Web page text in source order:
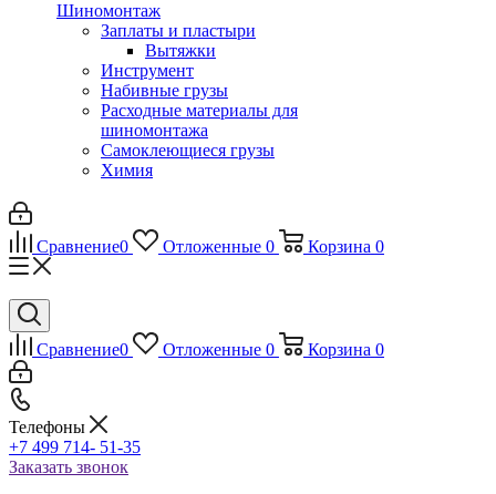
Шиномонтаж
Заплаты и пластыри
Вытяжки
Инструмент
Набивные грузы
Расходные материалы для
шиномонтажа
Самоклеющиеся грузы
Химия
Сравнение0 Отложенные 0 Корзина 0
Сравнение0 Отложенные 0 Корзина 0
Телефоны
+7 499 714- 51-35
Заказать звонок